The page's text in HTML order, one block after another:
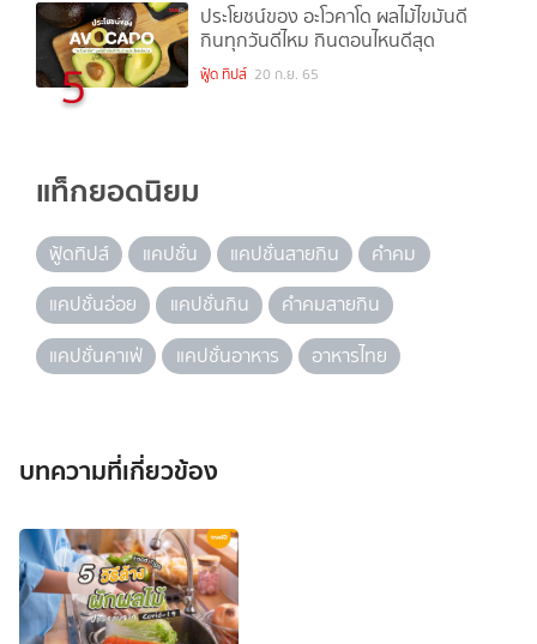
5
ประโยชน์ของ อะโวคาโด ผลไม้ไขมันดี
กินทุกวันดีไหม กินตอนไหนดีสุด
ฟู้ด ทิปส์ 20 ก.ย. 65
แท็กยอดนิยม
ฟู้ดทิปส์ แคปชั่น แคปชั่นสายกิน
คำคม
แคปชั่นอ่อย
แคปชั่นกิน
คำคมสายกิน
แคปชั่นคาเฟ่
แคปชั่นอาหาร อาหารไทย
บทความที่เกี่ยวข้อง